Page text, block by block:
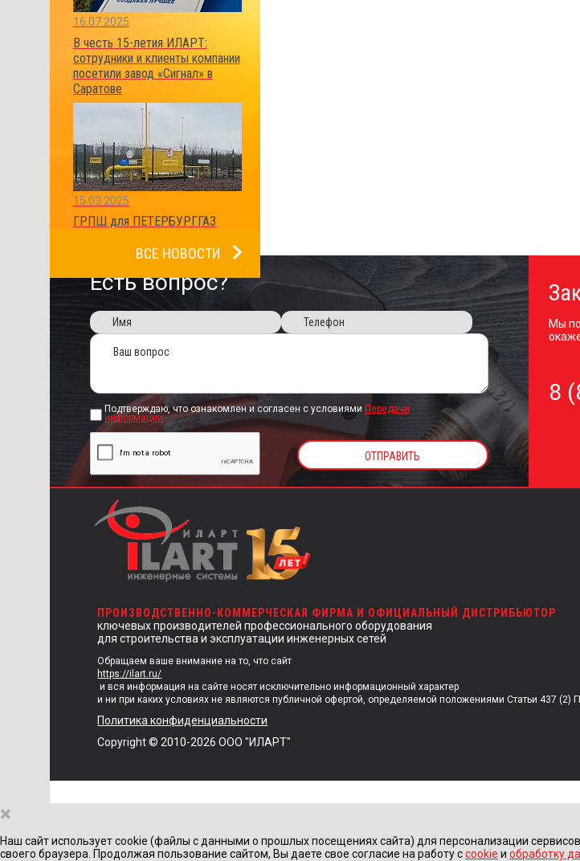
16.07.2025
В честь 15-летия ИЛАРТ:
сотрудники и клиенты компании
посетили завод «Сигнал» в
Саратове
15.03.2025
ГРПШ для ПЕТЕРБУРГГАЗ
ВСЕ НОВОСТИ
Есть вопрос?
Подтверждаю, что ознакомлен и согласен с условиями Передачи
информации
Мы
8
ПРОИЗВОДСТВЕННО-КОММЕРЧЕСКАЯ ФИРМА И ОФИЦИАЛЬНЫЙ ДИСТРИБЬЮТОР
ключевых производителей профессионального оборудования
для строительства и эксплуатации инженерных сетей
Обращаем ваше внимание на то, что сайт
https://ilart.ru/
и вся информация на сайте носят исключительно информационный характер
и ни при каких условиях не являются публичной офертой, определяемой положениями Статьи 437 (2)
Политика конфиденциальности
Copyright © 2010-2026 ООО "ИЛАРТ"
×
Наш сайт использует cookie (файлы с данными о прошлых посещениях сайта) для персонализации
своего браузера. Продолжая пользование сайтом, Вы даете свое согласие на работу сcookie и обработку